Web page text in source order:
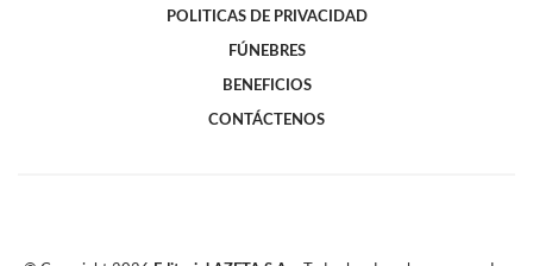
POLITICAS DE PRIVACIDAD
FÚNEBRES
BENEFICIOS
CONTÁCTENOS